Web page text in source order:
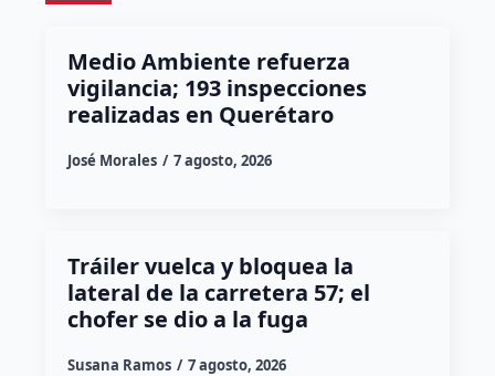
Medio Ambiente refuerza
vigilancia; 193 inspecciones
realizadas en Querétaro
José Morales 7 agosto, 2026
Tráiler vuelca y bloquea la
lateral de la carretera 57; el
chofer se dio a la fuga
Susana Ramos 7 agosto, 2026